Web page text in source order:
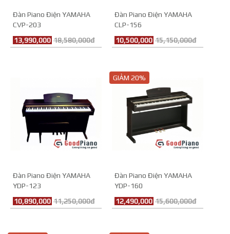
Đàn Piano Điện YAMAHA
CVP-203
13,990,000 18,580,000đ
Đàn Piano Điện YAMAHA
CLP-156
10,500,000 15,150,000đ
Đàn Piano Điện YAMAHA
YDP-123
10,890,000 11,250,000đ
GIẢM 20%
Đàn Piano Điện YAMAHA
YDP-160
12,490,000 15,600,000đ